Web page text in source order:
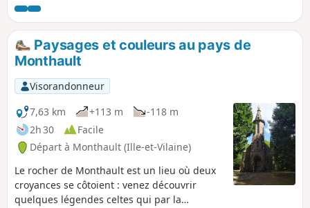
Paysages et couleurs au pays de
Monthault
Visorandonneur
7,63 km
+113 m
-118 m
2h 30
Facile
Départ à Monthault (Ille-et-Vilaine)
Le rocher de Monthault est un lieu où deux
croyances se côtoient : venez découvrir
quelques légendes celtes qui par la